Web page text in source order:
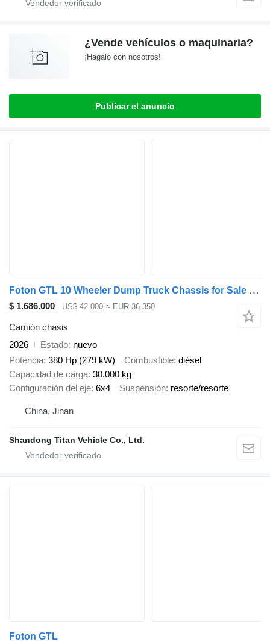
¿Vende vehículos o maquinaria?
¡Hagalo con nosotros!
Publicar el anuncio
Foton GTL 10 Wheeler Dump Truck Chassis for Sale in Tanzania
$ 1.686.000 US$ 42.000 ≈ EUR 36.350
Camión chasis
2026
Estado nuevo
Potencia 380 Hp (279 kW) Combustible diésel
Capacidad de carga 30.000 kg
Configuración del eje 6x4 Suspensión resorte/resorte
China, Jinan
Shandong Titan Vehicle Co., Ltd.
Foton GTL